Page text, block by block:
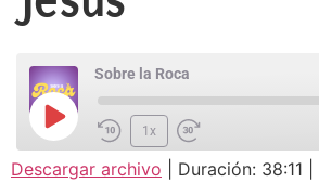
Sobre la Roca
1x
Descargar archivo Duración: 38:11